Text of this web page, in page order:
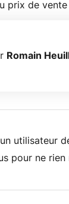
prix de
Romain
utilisateur
pour ne